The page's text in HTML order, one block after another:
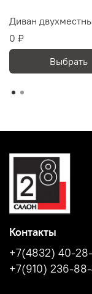
Диван
0 ₽
Выбрать
Контакты
+7(4832) 40-
+7(910) 236-